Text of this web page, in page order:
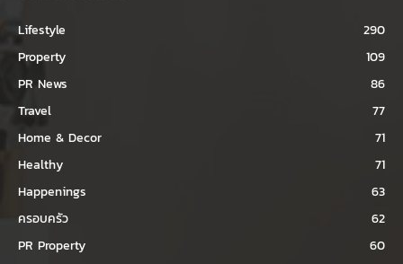
Lifestyle
290
Property
109
PR News
86
Travel
77
Home & Decor
71
Healthy
71
Happenings
63
ครอบครัว
62
PR Property
60